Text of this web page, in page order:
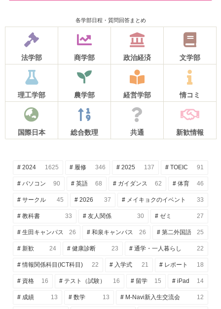
各学部日程・質問回答まとめ
法学部 商学部 政治経済 文学部
理工学部 農学部 経営学部 情コミ
国際日本 総合数理 共通 新歓情報
2024 1625 履修 346 2025 137 TOEIC 91
パソコン 90 英語 68 ガイダンス 62 体育 46
サークル 45 2026 37 メイキョクのイベント 33
教科書 33 友人関係 30 ゼミ 27
生田キャンパス 26 和泉キャンパス 26 第二外国語 25
新歓 24 健康診断 23 通学・一人暮らし 22
情報関係科目(ICT科目) 22 入学式 21 レポート 18
資格 16 テスト（試験） 16 留学 15 iPad 14
成績 13 数学 13 M-Navi新入生交流会 12